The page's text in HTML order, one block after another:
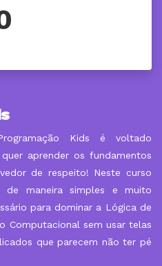
Kids é voltado
aprender os fundamentos
de respeito! Neste curso
de maneira simples e muito
para dominar a Lógica de
Computacional sem usar telas
que parecem não ter pé